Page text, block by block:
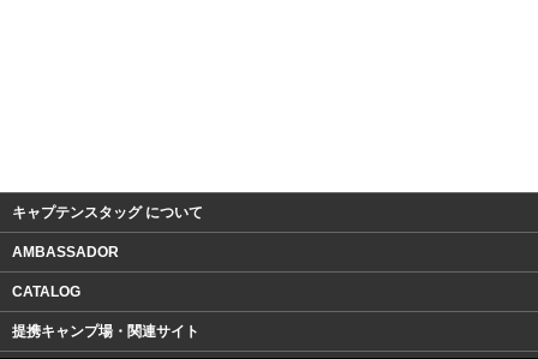
キャプテンスタッグ について
AMBASSADOR
CATALOG
提携キャンプ場・関連サイト